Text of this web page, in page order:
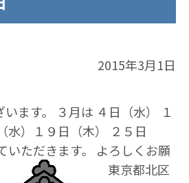
2015年3月1日
ます。 ３月は ４日（水） １
水）１９日（木） ２５日
いただきます。 よろしくお願
東京都北区